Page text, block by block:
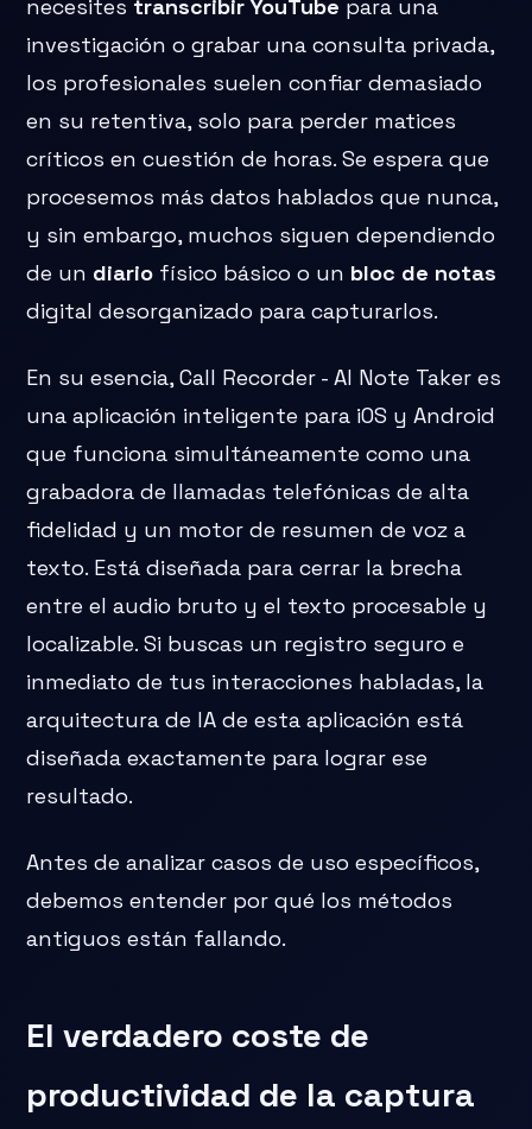
necesites transcribir YouTube para una
investigación o grabar una consulta privada,
los profesionales suelen confiar demasiado
en su retentiva, solo para perder matices
críticos en cuestión de horas. Se espera que
procesemos más datos hablados que nunca,
y sin embargo, muchos siguen dependiendo
de un diario físico básico o un bloc de notas
digital desorganizado para capturarlos.
En su esencia, Call Recorder - AI Note Taker es
una aplicación inteligente para iOS y Android
que funciona simultáneamente como una
grabadora de llamadas telefónicas de alta
fidelidad y un motor de resumen de voz a
texto. Está diseñada para cerrar la brecha
entre el audio bruto y el texto procesable y
localizable. Si buscas un registro seguro e
inmediato de tus interacciones habladas, la
arquitectura de IA de esta aplicación está
diseñada exactamente para lograr ese
resultado.
Antes de analizar casos de uso específicos,
debemos entender por qué los métodos
antiguos están fallando.
El verdadero coste de
productividad de la captura